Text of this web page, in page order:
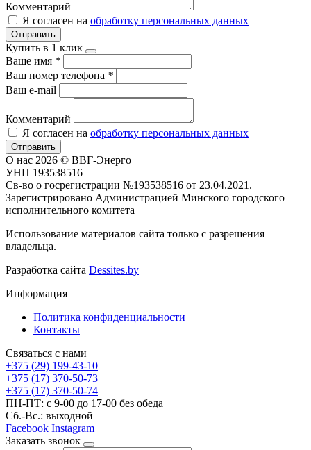
Комментарий
Я согласен на обработку персональных данных
Отправить
Купить в 1 клик
Ваше имя *
Ваш номер телефона *
Ваш e-mail
Комментарий
Я согласен на обработку персональных данных
Отправить
О нас 2026 © ВВГ-Энерго
УНП 193538516
Св-во о госрегистрации №193538516 от 23.04.2021.
Зарегистрировано Администрацией Минского городского
исполнительного комитета
Использование материалов сайта только с разрешения
владельца.
Разработка сайта Dessites.by
Информация
Политика конфиденциальности
Контакты
Связаться с нами
+375 (29) 199-43-10
+375 (17) 370-50-73
+375 (17) 370-50-74
ПН-ПТ: с 9-00 до 17-00 без обеда
Сб.-Вс.: выходной
Facebook Instagram
Заказать звонок